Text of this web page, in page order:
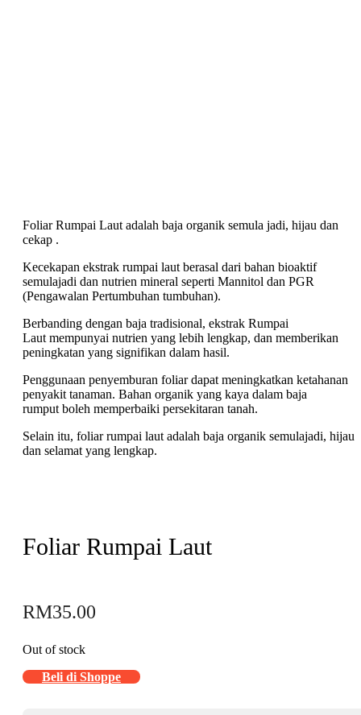
Foliar Rumpai Laut adalah baja organik semula jadi, hijau dan
cekap .
Kecekapan ekstrak rumpai laut berasal dari bahan bioaktif
semulajadi dan nutrien mineral seperti Mannitol dan PGR
(Pengawalan Pertumbuhan tumbuhan).
Berbanding dengan baja tradisional, ekstrak Rumpai
Laut mempunyai nutrien yang lebih lengkap, dan memberikan
peningkatan yang signifikan dalam hasil.
Penggunaan penyemburan foliar dapat meningkatkan ketahanan
penyakit tanaman. Bahan organik yang kaya dalam baja
rumput boleh memperbaiki persekitaran tanah.
Selain itu, foliar rumpai laut adalah baja organik semulajadi, hijau
dan selamat yang lengkap.
Foliar Rumpai Laut
RM35.00
Out of stock
Beli di Shoppe